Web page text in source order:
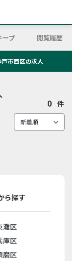
ープ 閲覧履歴
市西区の求人
0 件
ら探す
灘区
庫区
磨区